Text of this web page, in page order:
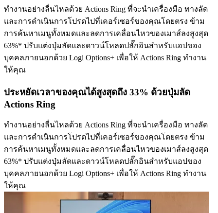
ทำงานอย่างลื่นไหลด้วย Actions Ring ที่จะนำเครื่องมือ ทางลัด
และการดำเนินการโปรดไปที่เคอร์เซอร์ของคุณโดยตรง ข้าม
การค้นหาเมนูทั้งหมดและลดการเคลื่อนไหวของเมาส์ลงสูงสุด
63%* ปรับแต่งปุ่มลัดและดาวน์โหลดปลั๊กอินสำหรับแอปของ
บุคคลภายนอกด้วย Logi Options+ เพื่อให้ Actions Ring ทำงาน
ให้คุณ
ประหยัดเวลาของคุณได้สูงสุดถึง 33% ด้วยปุ่มลัด
Actions Ring
ทำงานอย่างลื่นไหลด้วย Actions Ring ที่จะนำเครื่องมือ ทางลัด
และการดำเนินการโปรดไปที่เคอร์เซอร์ของคุณโดยตรง ข้าม
การค้นหาเมนูทั้งหมดและลดการเคลื่อนไหวของเมาส์ลงสูงสุด
63%* ปรับแต่งปุ่มลัดและดาวน์โหลดปลั๊กอินสำหรับแอปของ
บุคคลภายนอกด้วย Logi Options+ เพื่อให้ Actions Ring ทำงาน
ให้คุณ